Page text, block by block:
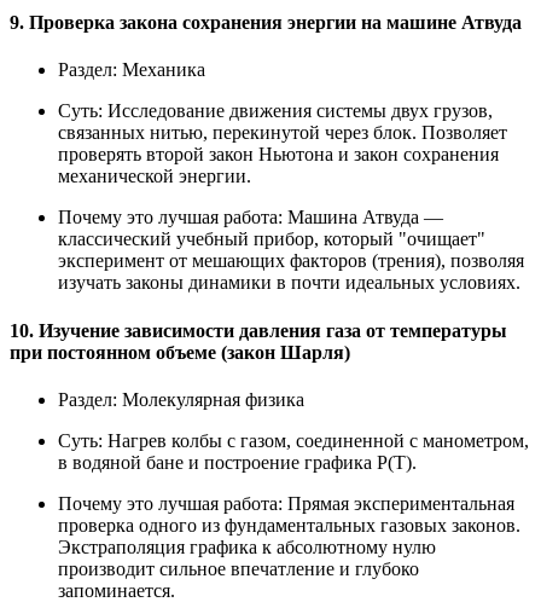
9. Проверка закона сохранения энергии на машине Атвуда
Раздел: Механика
Суть: Исследование движения системы двух грузов,
связанных нитью, перекинутой через блок. Позволяет
проверять второй закон Ньютона и закон сохранения
механической энергии.
Почему это лучшая работа: Машина Атвуда —
классический учебный прибор, который "очищает"
эксперимент от мешающих факторов (трения), позволяя
изучать законы динамики в почти идеальных условиях.
10. Изучение зависимости давления газа от температуры
при постоянном объеме (закон Шарля)
Раздел: Молекулярная физика
Суть: Нагрев колбы с газом, соединенной с манометром,
в водяной бане и построение графика P(T).
Почему это лучшая работа: Прямая экспериментальная
проверка одного из фундаментальных газовых законов.
Экстраполяция графика к абсолютному нулю
производит сильное впечатление и глубоко
запоминается.